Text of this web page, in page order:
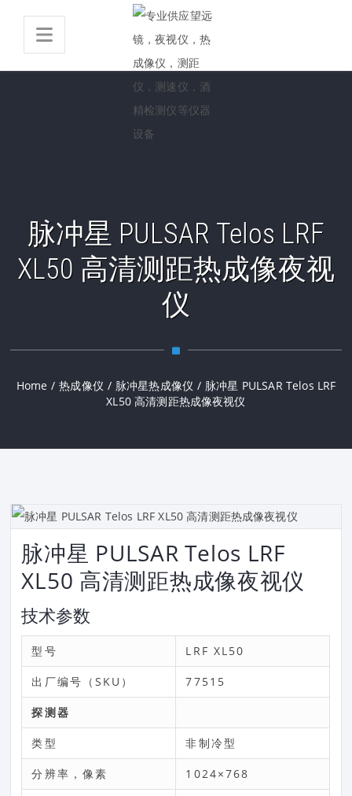
脉冲星 PULSAR Telos LRF
XL50 高清测距热成像夜视
仪
Home / 热成像仪 / 脉冲星热成像仪 / 脉冲星 PULSAR Telos LRF
XL50 高清测距热成像夜视仪
脉冲星 PULSAR Telos LRF
XL50 高清测距热成像夜视仪
技术参数
型号 LRF XL50
出厂编号（SKU） 77515
探测器
类型 非制冷型
分辨率，像素 1024×768